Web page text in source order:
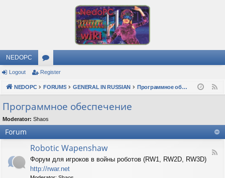
NEDOPC
or
u
s
Logout Register
NEDOPC FORUMS GENERAL IN RUSSIAN Программное обеспечение
Программное обеспечение
Moderator: Shaos
Forum
F
Robotic Wapenshaw
Форум для игроков в войны роботов (RW1, RW2D, RW3D)
http://rwar.net